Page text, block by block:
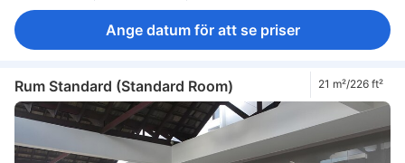
Ange datum för att se priser
Rum Standard (Standard Room) 21 m²/226 ft²